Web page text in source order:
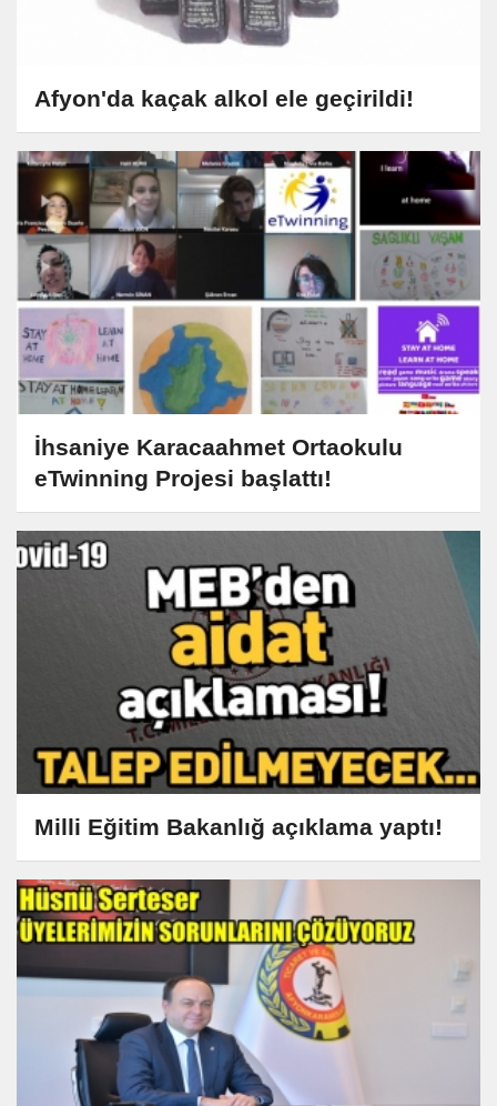
Afyon'da kaçak alkol ele geçirildi!
İhsaniye Karacaahmet Ortaokulu
eTwinning Projesi başlattı!
Milli Eğitim Bakanlığ açıklama yaptı!